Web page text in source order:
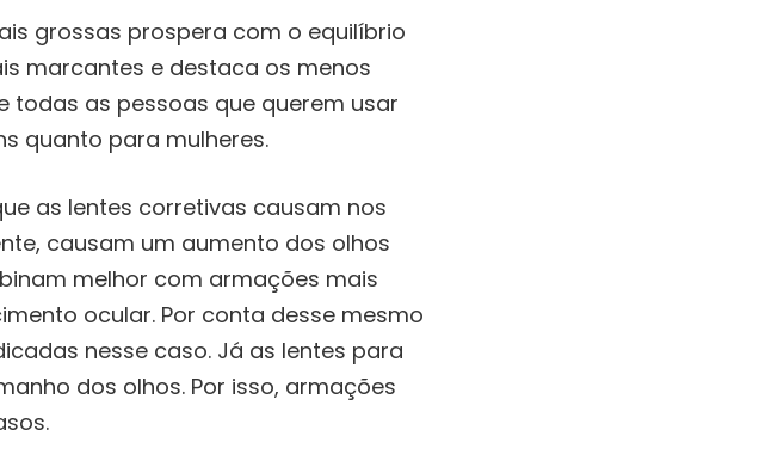
grossas prospera com o equilíbrio
marcantes e destaca os menos
todas as pessoas que querem usar
quanto para mulheres.
as lentes corretivas causam nos
causam um aumento dos olhos
melhor com armações mais
ocular. Por conta desse mesmo
nesse caso. Já as lentes para
dos olhos. Por isso, armações